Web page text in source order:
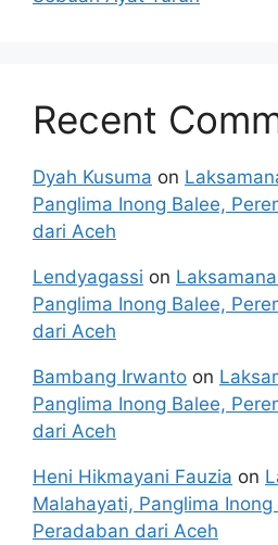
Recent
Dyah Kusuma on
Panglima Inong Balee,
dari Aceh
Lendyagassi on
Panglima Inong Balee,
dari Aceh
Bambang Irwanto on
Panglima Inong Balee,
dari Aceh
Heni Hikmayani Fauzia on
Malahayati, Panglima
Peradaban dari Aceh